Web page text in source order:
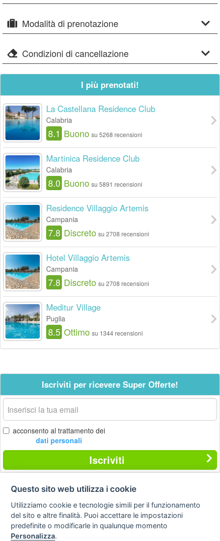
Modalità di prenotazione
Condizioni di cancellazione
I più prenotati!
La Castellana Residence Club
Calabria
8.1 Buono su 5268 recensioni
Martinica Residence Club
Calabria
8.0 Buono su 5891 recensioni
Residence Villaggio Artemis
Campania
7.8 Discreto su 2708 recensioni
Hotel Villaggio Artemis
Campania
7.8 Discreto su 2708 recensioni
Meditur Village
Puglia
8.5 Ottimo su 1344 recensioni
Iscriviti per ricevere Super Offerte!
La
tua
email
acconsento al trattamento dei
dati personali
Iscriviti
Contatti
Privacy
policy
legale
Preferenze cookie
Questo sito web utilizza i cookie
Utilizziamo cookie e tecnologie simili per il funzionamento
del sito e altre finalità. Puoi accettare le impostazioni
predefinite o modificarle in qualunque momento
Personalizza.